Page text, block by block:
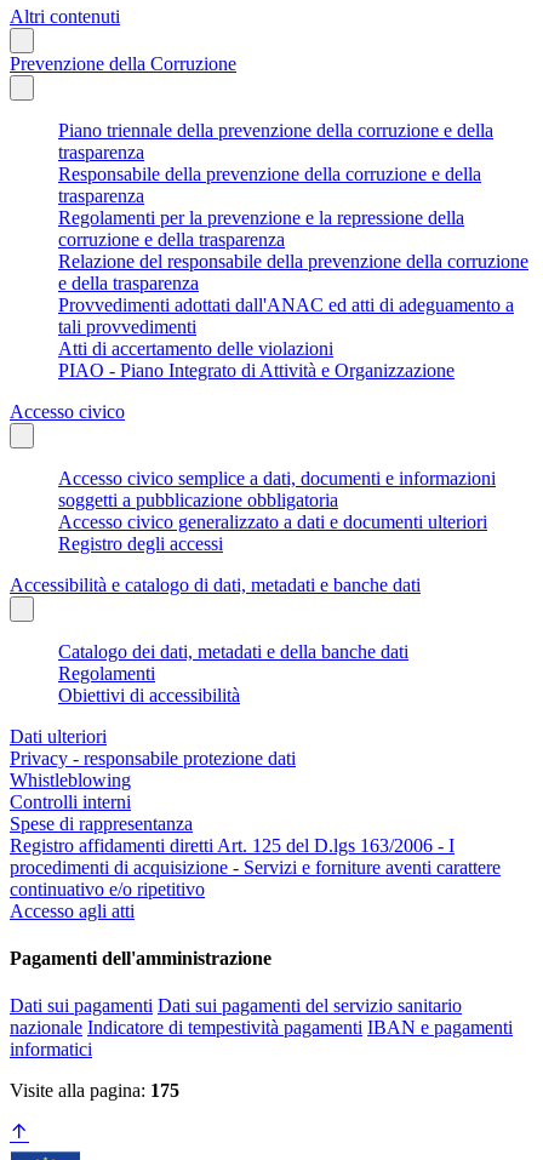
Altri contenuti
Prevenzione della Corruzione
Piano triennale della prevenzione della corruzione e della
trasparenza
Responsabile della prevenzione della corruzione e della
trasparenza
Regolamenti per la prevenzione e la repressione della
corruzione e della trasparenza
Relazione del responsabile della prevenzione della corruzione
e della trasparenza
Provvedimenti adottati dall'ANAC ed atti di adeguamento a
tali provvedimenti
Atti di accertamento delle violazioni
PIAO - Piano Integrato di Attività e Organizzazione
Accesso civico
Accesso civico semplice a dati, documenti e informazioni
soggetti a pubblicazione obbligatoria
Accesso civico generalizzato a dati e documenti ulteriori
Registro degli accessi
Accessibilità e catalogo di dati, metadati e banche dati
Catalogo dei dati, metadati e della banche dati
Regolamenti
Obiettivi di accessibilità
Dati ulteriori
Privacy - responsabile protezione dati
Whistleblowing
Controlli interni
Spese di rappresentanza
Registro affidamenti diretti Art. 125 del D.lgs 163/2006 - I
procedimenti di acquisizione - Servizi e forniture aventi carattere
continuativo e/o ripetitivo
Accesso agli atti
Pagamenti dell'amministrazione
Dati sui pagamenti Dati sui pagamenti del servizio sanitario
nazionale Indicatore di tempestività pagamenti IBAN e pagamenti
informatici
Visite alla pagina: 175